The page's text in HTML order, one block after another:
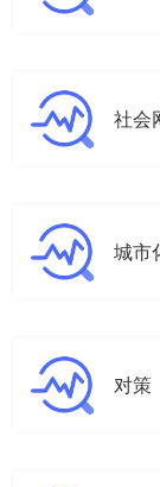
社会
城市
对策